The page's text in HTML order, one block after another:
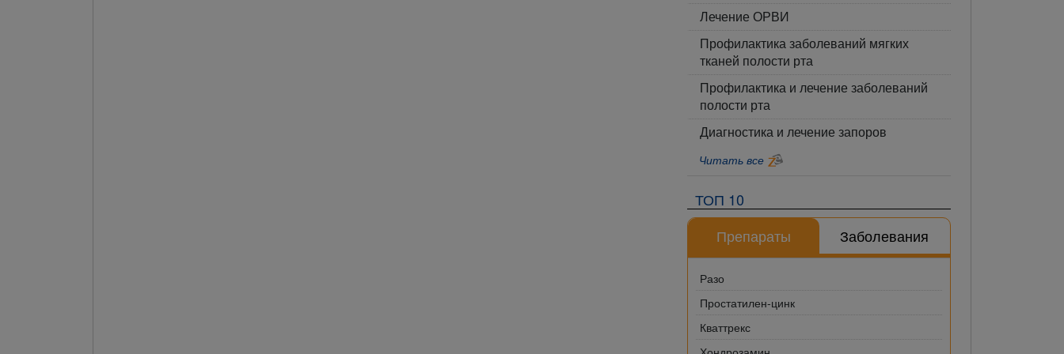
Лечение ОРВИ
Профилактика заболеваний мягких
тканей полости рта
Профилактика и лечение заболеваний
полости рта
Диагностика и лечение запоров
Читать все
ТОП 10
Препараты
Заболевания
Разо
Простатилен-цинк
Кваттрекс